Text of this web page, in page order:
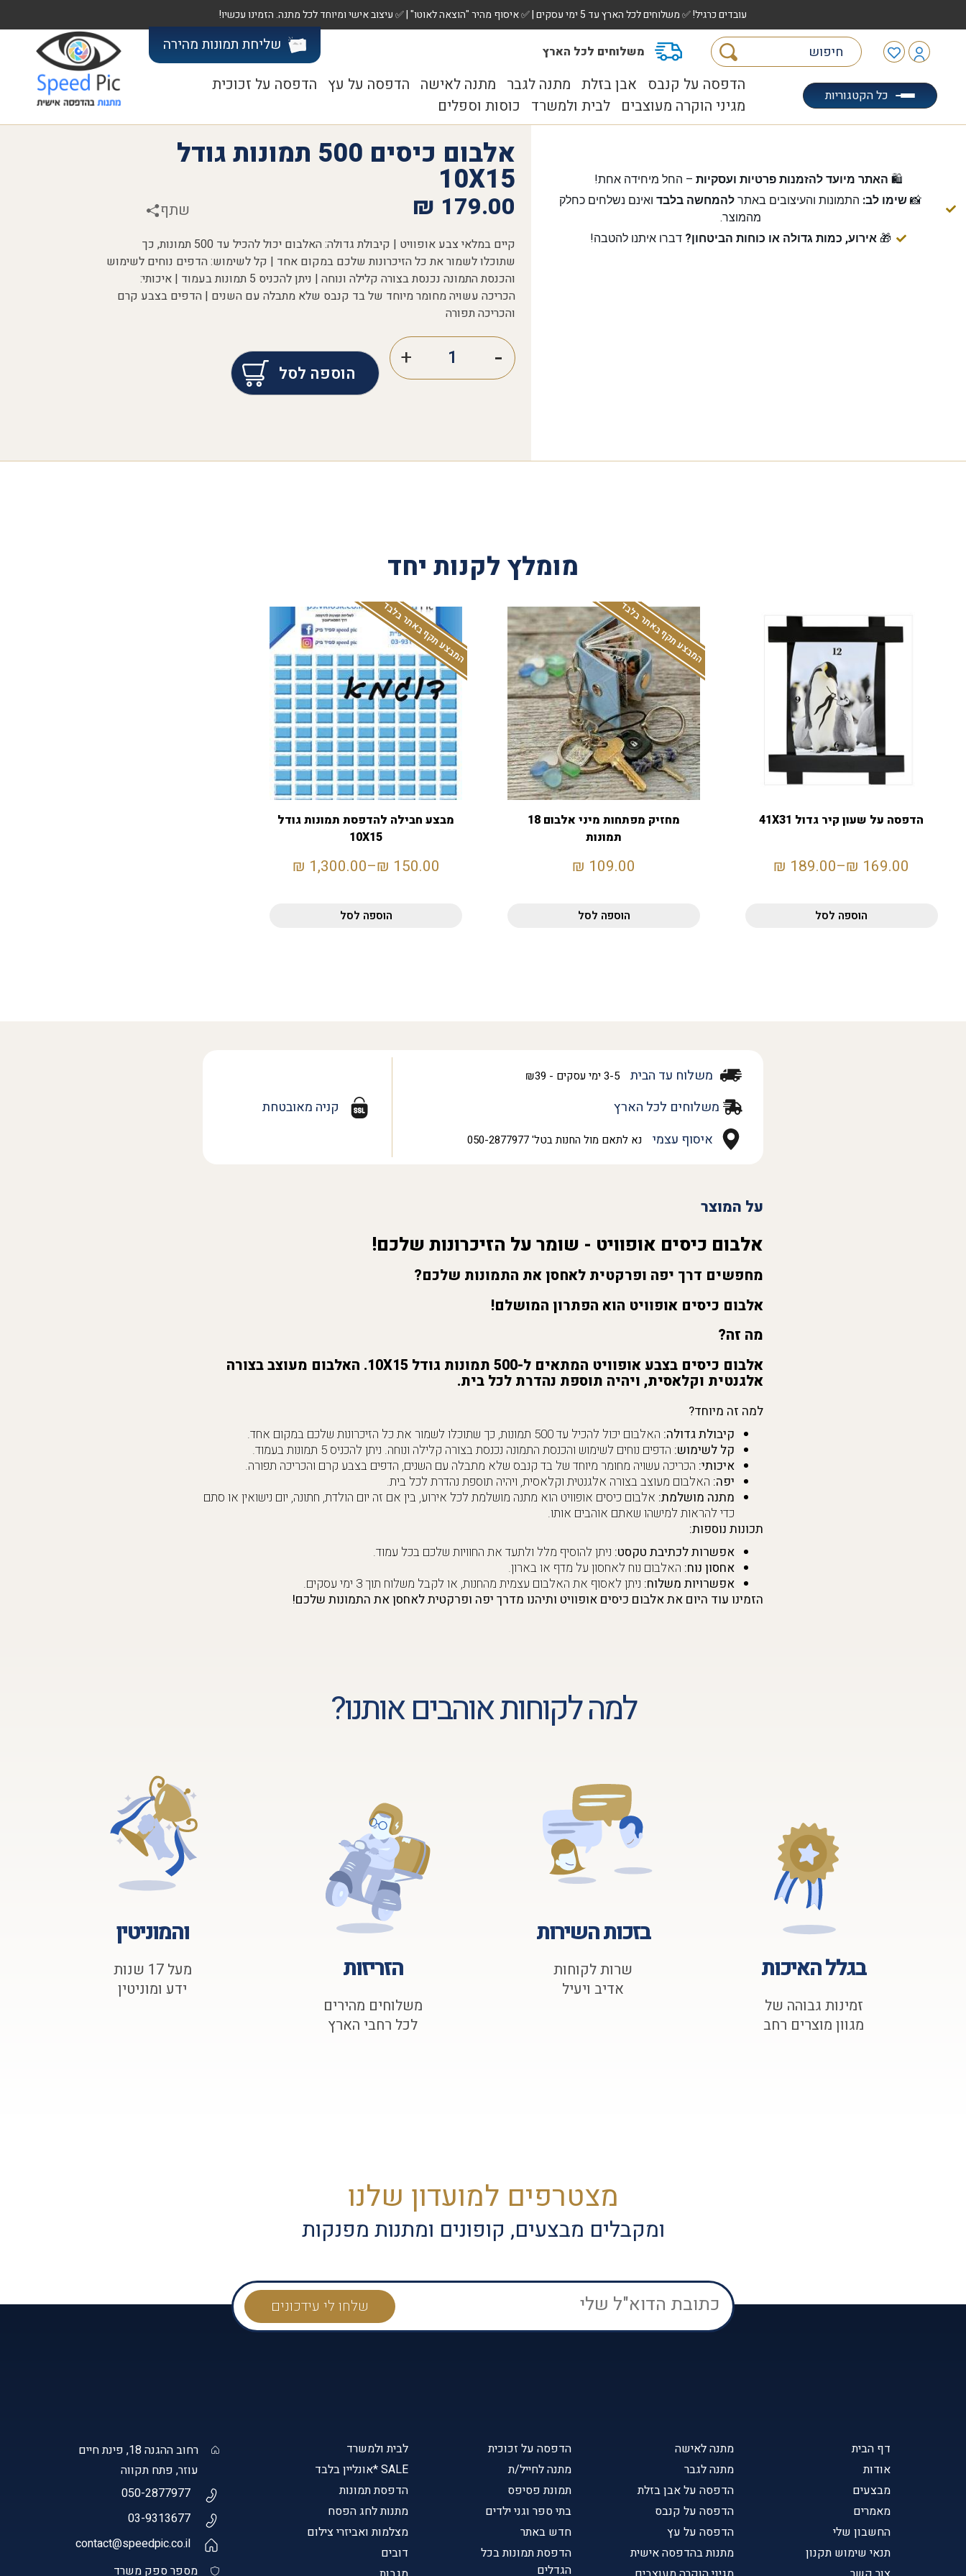
עובדים כרגיל! ✅ משלוחים לכל הארץ עד 5 ימי עסקים | ✅ איסוף מהיר "הוצאה לאוטו" | ✅ עיצוב אישי ומיוחד לכל מתנה. הזמינו עכשיו!
משלוחים לכל הארץ שליחת תמונות מהירה
כל הקטגוריות
הדפסה על קנבס אבן בזלת מתנה לגבר מתנה לאישה הדפסה על עץ הדפסה על זכוכית
מגיני הוקרה מעוצבים לבית ולמשרד כוסות וספלים
🛍️ האתר מיועד להזמנות פרטיות ועסקיות– החל מיחידה אחת!
📸 שימו לב: התמונות והעיצובים באתר להמחשה בלבדואינם נשלחים כחלק
מהמוצר.
🎁אירוע, כמות גדולה או כוחות הביטחון? דברו איתנו להטבה!
אלבום כיסים 500 תמונות גודל
10X15
179.00
₪ שתף
קיים במלאי צבע אופוויט | קיבולת גדולה: האלבום יכול להכיל עד 500 תמונות, כך
שתוכלו לשמור את כל הזיכרונות שלכם במקום אחד | קל לשימוש: הדפים נוחים לשימוש
והכנסת התמונה נכנסת בצורה קלילה ונוחה | ניתן להכניס 5 תמונות בעמוד | איכותי:
הכריכה עשויה מחומר מיוחד של בד קנבס שלא מתבלה עם השנים | הדפים בצבע קרם
והכריכה תפורה
הוספה לסל
מומלץ לקנות יחד
הדפסה על שעון קיר גדול 41X31
169.00
₪
–
189.00
₪
הוספה לסל
המבצע תקף באתר בלבד
מחזיק מפתחות מיני אלבום 18
תמונות
109.00
₪
הוספה לסל
המבצע תקף באתר בלבד
מבצע חבילה להדפסת תמונות גודל
10X15
150.00
₪
–
1,300.00
₪
הוספה לסל
משלוח עד הבית 3-5 ימי עסקים - ₪39
משלוחים לכל הארץ
איסוף עצמי
נא לתאם מול החנות בטל' 050-2877977
קניה מאובטחת
על המוצר
אלבום כיסים אופוויט - שומר על הזיכרונות שלכם!
מחפשים דרך יפה ופרקטית לאחסן את התמונות שלכם?
אלבום כיסים אופוויט הוא הפתרון המושלם!
מה זה?
אלבום כיסים בצבע אופוויט המתאים ל-500 תמונות גודל 10X15. האלבום מעוצב בצורה
אלגנטית וקלאסית, ויהיה תוספת נהדרת לכל בית.
למה זה מיוחד?
קיבולת גדולה: האלבום יכול להכיל עד 500 תמונות, כך שתוכלו לשמור את כל הזיכרונות שלכם במקום אחד.
קל לשימוש: הדפים נוחים לשימוש והכנסת התמונה נכנסת בצורה קלילה ונוחה. ניתן להכניס 5 תמונות בעמוד.
איכותי: הכריכה עשויה מחומר מיוחד של בד קנבס שלא מתבלה עם השנים, הדפים בצבע קרם והכריכה תפורה.
יפה: האלבום מעוצב בצורה אלגנטית וקלאסית, ויהיה תוספת נהדרת לכל בית.
מתנה מושלמת: אלבום כיסים אופוויט הוא מתנה מושלמת לכל אירוע, בין אם זה יום הולדת, חתונה, יום נישואין או סתם
כדי להראות למישהו שאתם אוהבים אותו.
תכונות נוספות:
אפשרות לכתיבת טקסט: ניתן להוסיף מלל ולתעד את החוויות שלכם בכל עמוד.
אחסון נוח: האלבום נוח לאחסון על מדף או בארון.
אפשרויות משלוח: ניתן לאסוף את האלבום עצמית מהחנות, או לקבל משלוח תוך 3 ימי עסקים.
הזמינו עוד היום את אלבום כיסים אופוויט ותיהנו מדרך יפה ופרקטית לאחסן את התמונות שלכם!
למה לקוחות אוהבים אותנו?
בגלל האיכות
זמינות גבוהה של
מגוון מוצרים רחב
בזכות השירות
שרות לקוחות
אדיב ויעיל
הזריזות
משלוחים מהירים
לכל רחבי הארץ
והמוניטין
מעל 17 שנות
ידע ומוניטין
מצטרפים למועדון שלנו
ומקבלים מבצעים, קופונים ומתנות מפנקות
דף הבית
אודות
מבצעים
מאמרים
החשבון שלי
תנאי שימוש תקנון
מתנה לאישה
מתנה לגבר
הדפסה על אבן בזלת
הדפסה על קנבס
הדפסה על עץ
מתנות בהדפסה אישית
הדפסה על זכוכית
מתנה לחייל/ת
תמונת פסיפס
בתי ספר וגני ילדים
חדש באתר
הדפסת תמונות בכל
הגדלים
לבית ולמשרד
SALE *אונליין בלבד
הדפסת תמונות
מתנות לחג הפסח
מצלמות ואביזרי צילום
דובים
רחוב ההגנה 18, פינת חיים
עוזר, פתח תקווה
050-2877977
03-9313677
contact@speedpic.co.il
מספר ספק משרד